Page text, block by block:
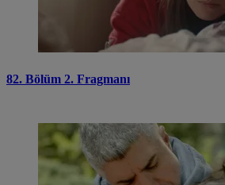
82. Bölüm 2. Fragmanı